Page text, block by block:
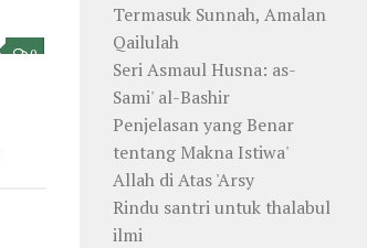
0
Termasuk Sunnah, Amalan
Qailulah
Seri Asmaul Husna: as-
Sami' al-Bashir
Penjelasan yang Benar
tentang Makna Istiwa'
Allah di Atas 'Arsy
Rindu santri untuk thalabul
ilmi